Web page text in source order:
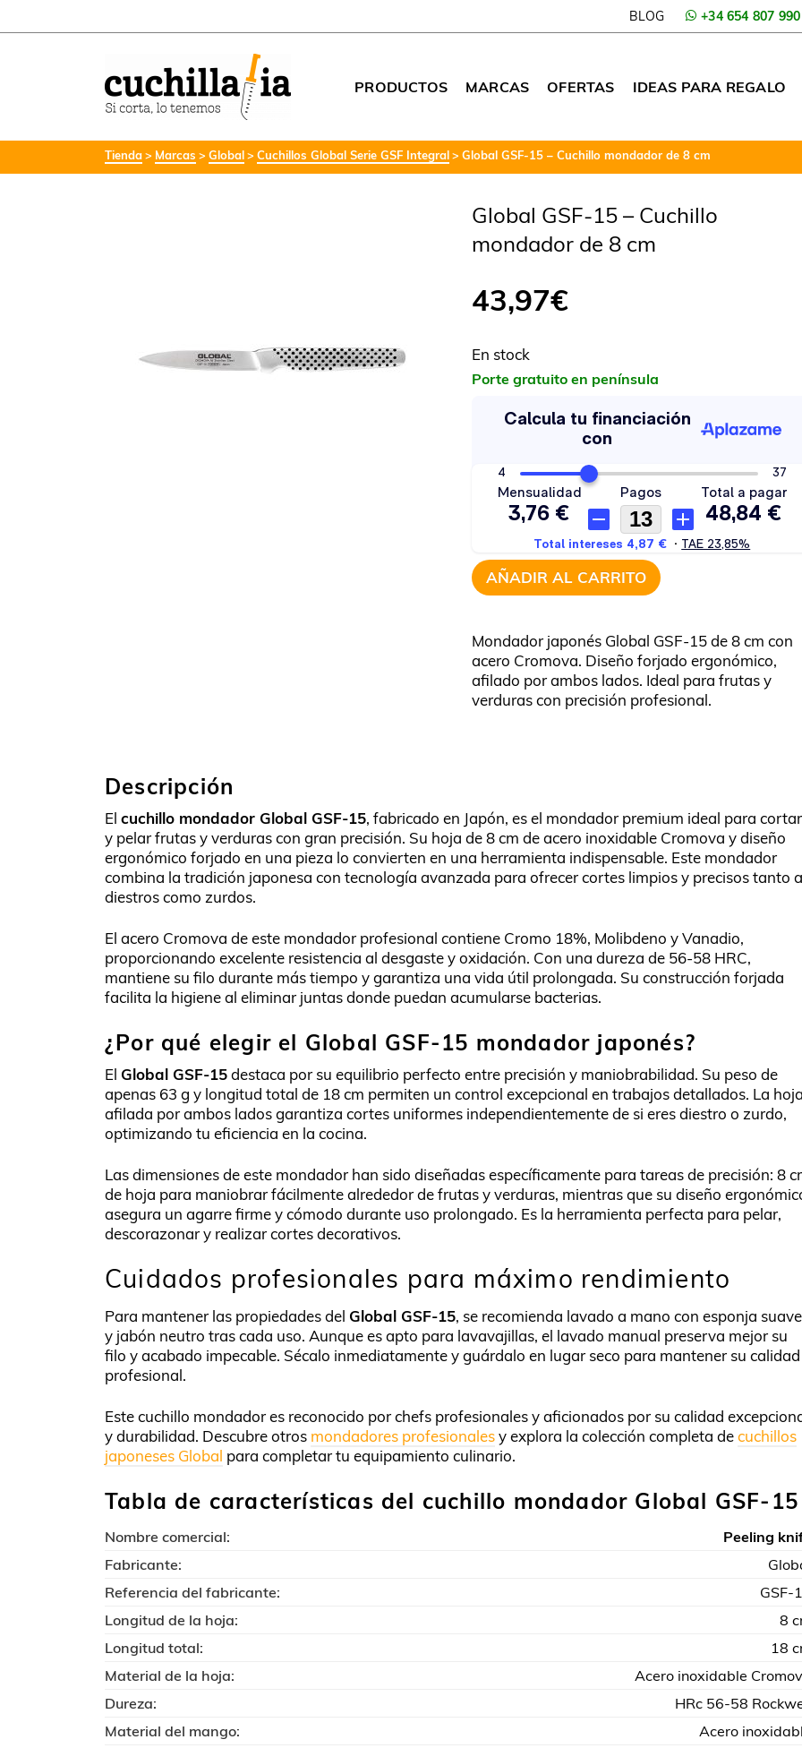
BLOG +34 654 807 990
PRODUCTOS MARCAS OFERTAS IDEAS PARA REGALO
Tienda Marcas Global Cuchillos Global Serie GSF Integral Global GSF-15 – Cuchillo mondador de 8 cm
Global GSF-15 – Cuchillo
mondador de 8 cm
43,97€
En stock
Porte gratuito en península
AÑADIR AL CARRITO
Mondador japonés Global GSF-15 de 8 cm con
acero Cromova. Diseño forjado ergonómico,
afilado por ambos lados. Ideal para frutas y
verduras con precisión profesional.
Descripción
El cuchillo mondador Global GSF-15, fabricado en Japón, es el mondador premium ideal para cortar
y pelar frutas y verduras con gran precisión. Su hoja de 8 cm de acero inoxidable Cromova y diseño
ergonómico forjado en una pieza lo convierten en una herramienta indispensable. Este mondador
combina la tradición japonesa con tecnología avanzada para ofrecer cortes limpios y precisos tanto a
diestros como zurdos.
El acero Cromova de este mondador profesional contiene Cromo 18%, Molibdeno y Vanadio,
proporcionando excelente resistencia al desgaste y oxidación. Con una dureza de 56-58 HRC,
mantiene su filo durante más tiempo y garantiza una vida útil prolongada. Su construcción forjada
facilita la higiene al eliminar juntas donde puedan acumularse bacterias.
¿Por qué elegir el Global GSF-15 mondador japonés?
El Global GSF-15destaca por su equilibrio perfecto entre precisión y maniobrabilidad. Su peso de
apenas 63 g y longitud total de 18 cm permiten un control excepcional en trabajos detallados. La hoja
afilada por ambos lados garantiza cortes uniformes independientemente de si eres diestro o zurdo,
optimizando tu eficiencia en la cocina.
Las dimensiones de este mondador han sido diseñadas específicamente para tareas de precisión: 8
de hoja para maniobrar fácilmente alrededor de frutas y verduras, mientras que su diseño
asegura un agarre firme y cómodo durante uso prolongado. Es la herramienta perfecta para pelar,
descorazonar y realizar cortes decorativos.
Cuidados profesionales para máximo rendimiento
Para mantener las propiedades del Global GSF-15, se recomienda lavado a mano con esponja suave
y jabón neutro tras cada uso. Aunque es apto para lavavajillas, el lavado manual preserva mejor su
filo y acabado impecable. Sécalo inmediatamente y guárdalo en lugar seco para mantener su calidad
profesional.
Este cuchillo mondador es reconocido por chefs profesionales y aficionados por su calidad
y durabilidad. Descubre otros mondadores profesionalesy explora la colección completa decuchillos
japoneses Global para completar tu equipamiento culinario.
Tabla de características del cuchillo mondador Global GSF-15
Nombre comercial:
Peeling
Fabricante:
Referencia del fabricante:
GSF-
Longitud de la hoja:
8
Longitud total:
18
Material de la hoja:
Acero inoxidable
Dureza:
HRc 56-58
Material del mango:
Acero